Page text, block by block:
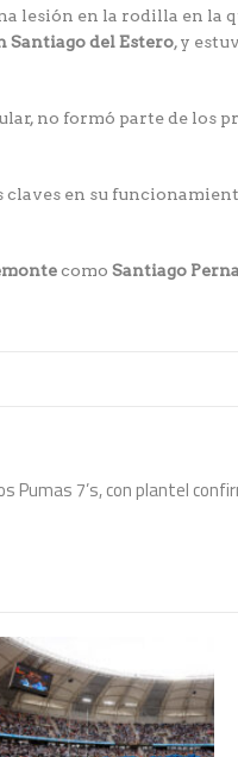
lesión en la rodilla en la
Santiago del Estero, y
no formó parte de los
en su
como Santiago
Pumas 7’s, con plantel